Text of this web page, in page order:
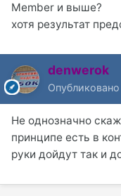
Member и выше?
хотя результат
denwerok
Опубликовано
Не однозначно
принципе есть в
руки дойдут так и